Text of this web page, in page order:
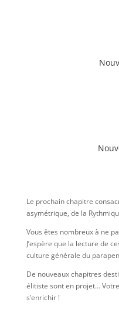
Le prochain chapitre
asymétrique, de la
Vous êtes nombreux à ne
J’espère que la lecture de
culture générale du
De nouveaux chapitres
élitiste sont en projet…
s’enrichir !